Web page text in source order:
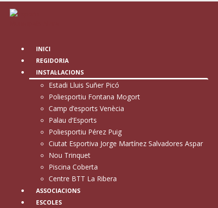
INICI
REGIDORIA
INSTAL·LACIONS
Estadi Lluis Suñer Picó
Poliesportiu Fontana Mogort
Camp d’esports Venècia
Palau d’Esports
Poliesportiu Pérez Puig
Ciutat Esportiva Jorge Martínez Salvadores Aspar
Nou Trinquet
Piscina Coberta
Centre BTT La Ribera
ASSOCIACIONS
ESCOLES